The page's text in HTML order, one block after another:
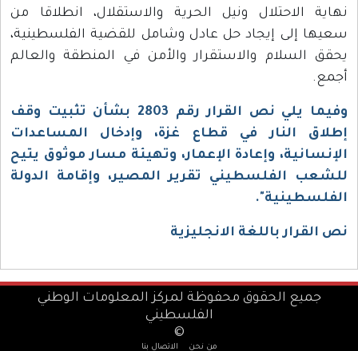
نهاية الاحتلال ونيل الحرية والاستقلال، انطلاقا من
سعيها إلى إيجاد حل عادل وشامل للقضية الفلسطينية،
يحقق السلام والاستقرار والأمن في المنطقة والعالم
أجمع.
وفيما يلي نص القرار رقم 2803 بشأن تثبيت وقف
إطلاق النار في قطاع غزة، وإدخال المساعدات
الإنسانية، وإعادة الإعمار، وتهيئة مسار موثوق يتيح
للشعب الفلسطيني تقرير المصير، وإقامة الدولة
الفلسطينية".
نص القرار باللغة الانجليزية
جميع الحقوق محفوظة لمركز المعلومات الوطني
الفلسطيني
©
من نحن الاتصال بنا